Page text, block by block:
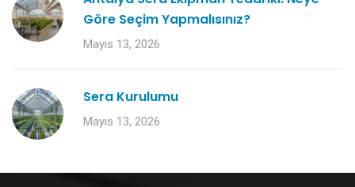
Göre Seçim Yapmalısınız?
Mayıs 13, 2026
Sera Kurulumu
Mayıs 13, 2026